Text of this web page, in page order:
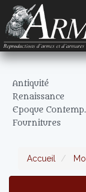
Antiquité
Renaissance
Epoque Contemp.
Fournitures
Accueil